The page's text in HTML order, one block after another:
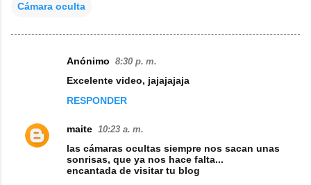
Cámara oculta
e
n
Anónimo 8:30 p. m.
Excelente video, jajajajaja
RESPONDER
maite 10:23 a. m.
las cámaras ocultas siempre nos sacan unas
sonrisas, que ya nos hace falta...
encantada de visitar tu blog